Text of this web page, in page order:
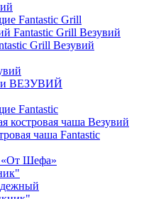
Fantastic Grill
Fantastic Grill Везувий
Grill Везувий
ВЕЗУВИЙ
Fantastic
костровая чаша Везувий
чаша Fantastic
«От Шефа»